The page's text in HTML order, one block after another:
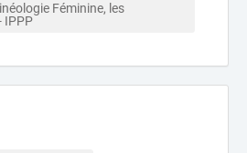
Féminine, les
IPPP